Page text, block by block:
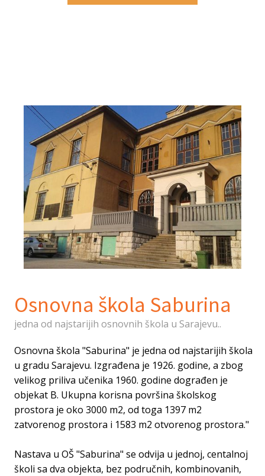
Osnovna škola Saburina
jedna od najstarijih osnovnih škola u Sarajevu..
Osnovna škola "Saburina" je jedna od najstarijih škola
u gradu Sarajevu. Izgrađena je 1926. godine, a zbog
velikog priliva učenika 1960. godine dograđen je
objekat B. Ukupna korisna površina školskog
prostora je oko 3000 m2, od toga 1397 m2
zatvorenog prostora i 1583 m2 otvorenog prostora."
Nastava u OŠ "Saburina" se odvija u jednoj, centalnoj
školi sa dva objekta, bez područnih, kombinovanih,